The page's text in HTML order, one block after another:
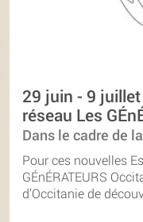
29 juin - 9
réseau Les
Dans le cadre de
Pour ces nouvelles
GÉnÉRATEURS
d’Occitanie de